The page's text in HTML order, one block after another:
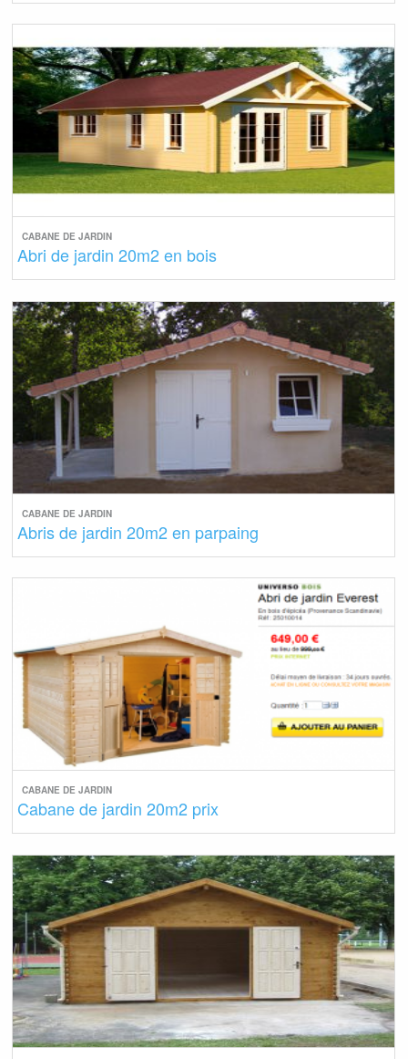
CABANE DE JARDIN
Abri de jardin 20m2 en bois
CABANE DE JARDIN
Abris de jardin 20m2 en parpaing
CABANE DE JARDIN
Cabane de jardin 20m2 prix